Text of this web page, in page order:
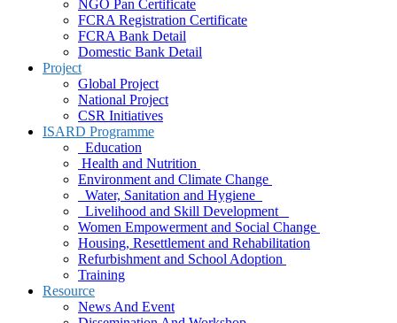
NGO Pan Certificate
FCRA Registration Certificate
FCRA Bank Detail
Domestic Bank Detail
Project
Global Project
National Project
CSR Initiatives
ISARD Programme
Education
Health and Nutrition
Environment and Climate Change
Water, Sanitation and Hygiene
Livelihood and Skill Development
Women Empowerment and Social Change
Housing, Resettlement and Rehabilitation
Refurbishment and School Adoption
Training
Resource
News And Event